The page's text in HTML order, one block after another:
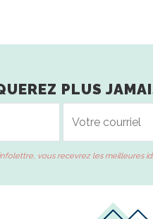
PLUS
vous recevrez les meilleures